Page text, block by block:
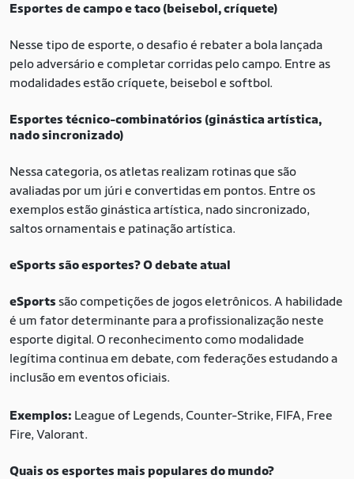
Esportes de campo e taco (beisebol, críquete)
Nesse tipo de esporte, o desafio é rebater a bola lançada
pelo adversário e completar corridas pelo campo. Entre as
modalidades estão críquete, beisebol e softbol.
Esportes técnico-combinatórios (ginástica artística,
nado sincronizado)
Nessa categoria, os atletas realizam rotinas que são
avaliadas por um júri e convertidas em pontos. Entre os
exemplos estão ginástica artística, nado sincronizado,
saltos ornamentais e patinação artística.
eSports são esportes? O debate atual
eSports são competições de jogos eletrônicos. A habilidade
é um fator determinante para a profissionalização neste
esporte digital. O reconhecimento como modalidade
legítima continua em debate, com federações estudando a
inclusão em eventos oficiais.
Exemplos: League of Legends, Counter-Strike, FIFA, Free
Fire, Valorant.
Quais os esportes mais populares do mundo?